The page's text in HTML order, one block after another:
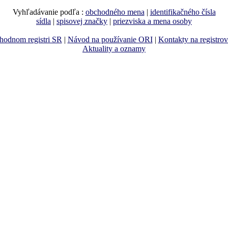
Vyhľadávanie podľa : obchodného mena| identifikačného čísla
sídla | spisovej značky | priezviska a mena osoby
registri SR| Návod na používanie ORI| Kontakty na
Aktuality a oznamy